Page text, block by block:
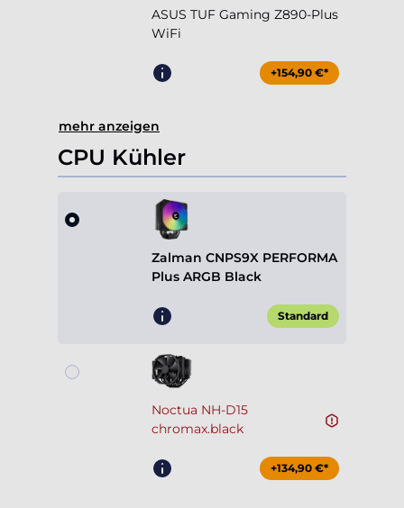
ASUS TUF Gaming Z890-Plus
WiFi
+154,90 €*
mehr anzeigen
CPU Kühler
Zalman CNPS9X PERFORMA
Plus ARGB Black
Standard
Noctua NH-D15
chromax.black
+134,90 €*